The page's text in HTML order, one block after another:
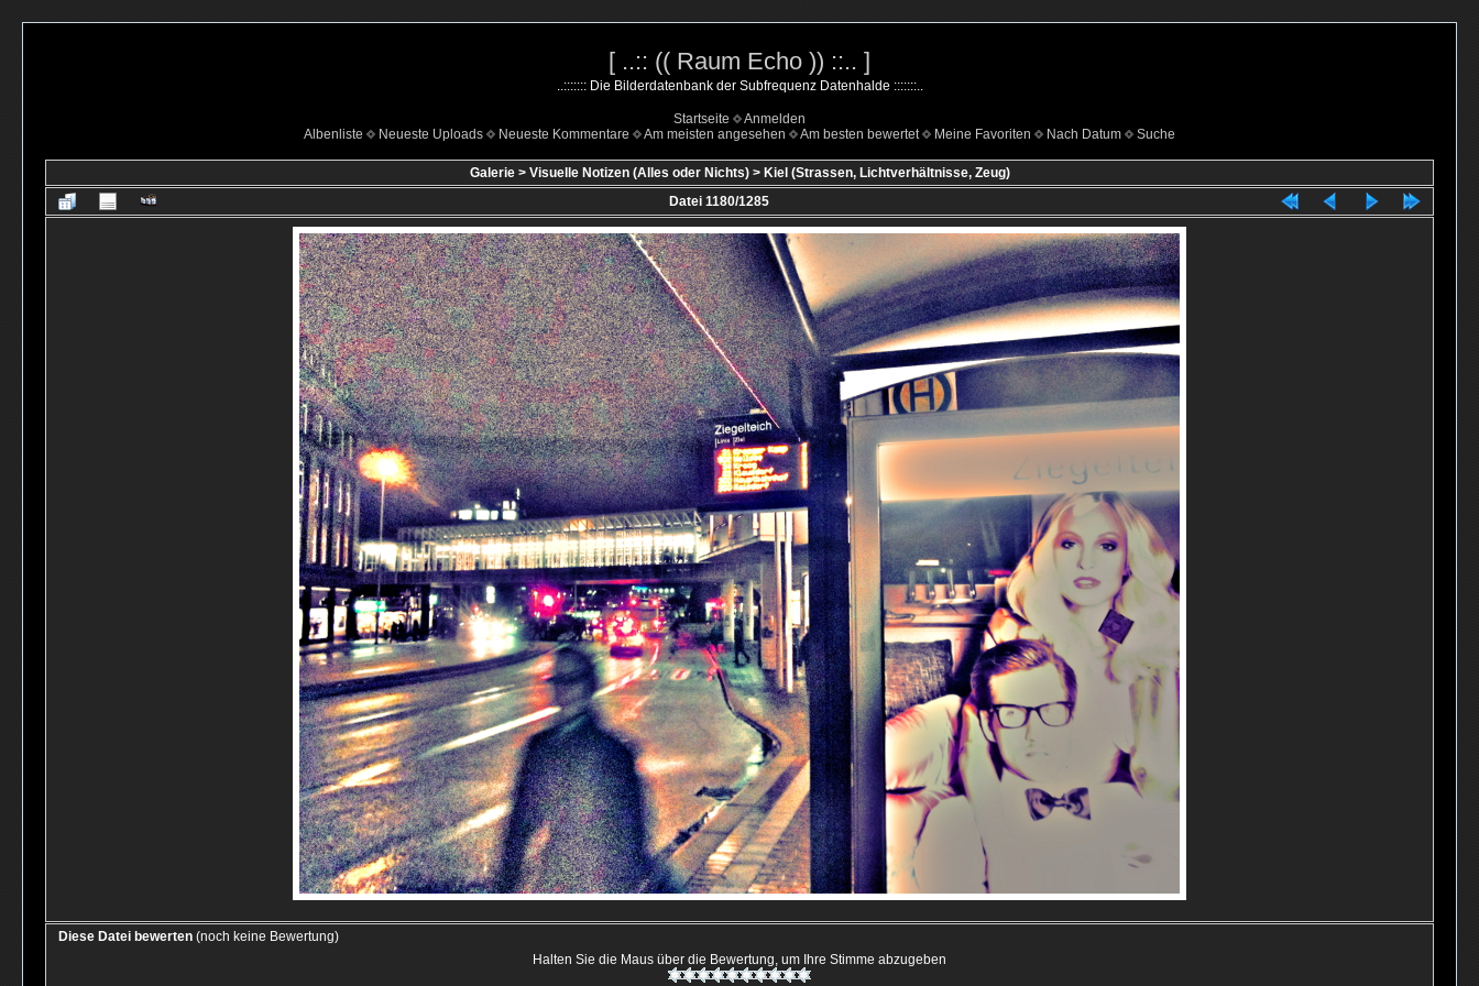
[ ..:: (( Raum Echo )) ::.. ]
..::::::: Die Bilderdatenbank der Subfrequenz Datenhalde :::::::..
Startseite
Anmelden
Albenliste
Neueste Uploads Neueste Kommentare Am meisten angesehen Am besten bewertet Meine Favoriten Nach Datum Suche
Galerie> Visuelle Notizen (Alles oder Nichts)> Kiel (Strassen, Lichtverhältnisse, Zeug)
Datei 1180/1285
Diese Datei bewerten (noch keine Bewertung)
Halten Sie die Maus über die Bewertung, um Ihre Stimme abzugeben